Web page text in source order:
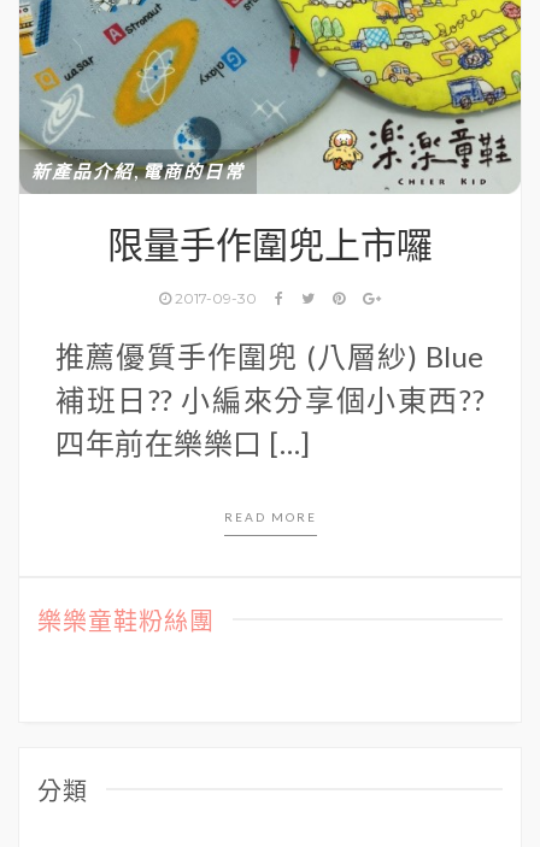
新產品介紹,電商的日常
限量手作圍兜上市囉
2017-09-30
推薦優質手作圍兜 (八層紗) Blue
補班日?? 小編來分享個小東西??
四年前在樂樂口 […]
READ MORE
樂樂童鞋粉絲團
分類